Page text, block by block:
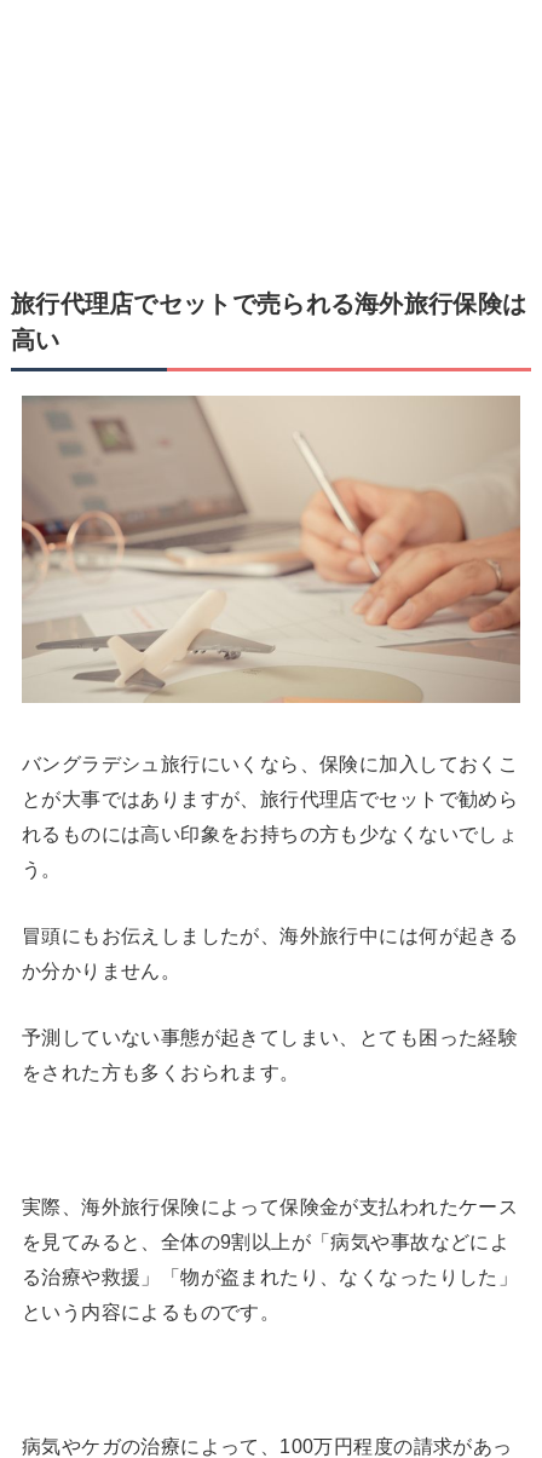
旅行代理店でセットで売られる海外旅行保険は
高い
バングラデシュ旅行にいくなら、保険に加入しておくこ
とが大事ではありますが、旅行代理店でセットで勧めら
れるものには高い印象をお持ちの方も少なくないでしょ
う。
冒頭にもお伝えしましたが、海外旅行中には何が起きる
か分かりません。
予測していない事態が起きてしまい、とても困った経験
をされた方も多くおられます。
実際、海外旅行保険によって保険金が支払われたケース
を見てみると、全体の9割以上が「病気や事故などによ
る治療や救援」「物が盗まれたり、なくなったりした」
という内容によるものです。
病気やケガの治療によって、100万円程度の請求があっ